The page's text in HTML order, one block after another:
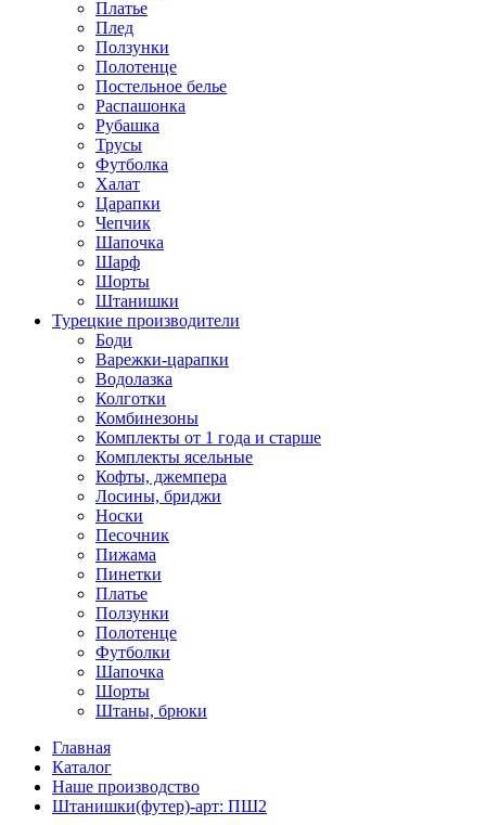
Платье
Плед
Ползунки
Полотенце
Постельное белье
Распашонка
Рубашка
Трусы
Футболка
Халат
Царапки
Чепчик
Шапочка
Шарф
Шорты
Штанишки
Турецкие производители
Боди
Варежки-царапки
Водолазка
Колготки
Комбинезоны
Комплекты от 1 года и старше
Комплекты ясельные
Кофты, джемпера
Лосины, бриджи
Носки
Песочник
Пижама
Пинетки
Платье
Ползунки
Полотенце
Футболки
Шапочка
Шорты
Штаны, брюки
Главная
Каталог
Наше производство
Штанишки(футер)-арт: ПШ2